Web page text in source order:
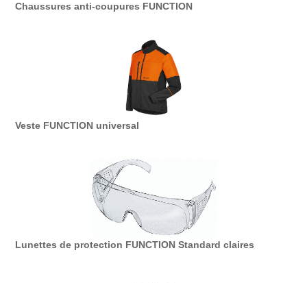
Chaussures anti-coupures FUNCTION
Veste FUNCTION universal
Lunettes de protection FUNCTION Standard claires